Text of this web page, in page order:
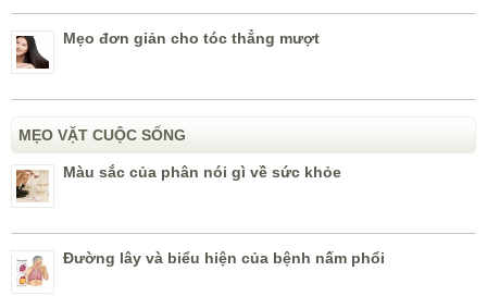
Mẹo đơn giản cho tóc thẳng mượt
MẸO VẶT CUỘC SỐNG
Màu sắc của phân nói gì về sức khỏe
Đường lây và biểu hiện của bệnh nấm phổi